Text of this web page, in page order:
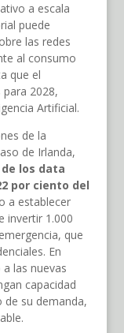
a escala
puede
las redes
al consumo
que el
2028,
Artificial.
de la
de Irlanda,
los data
por ciento del
a establecer
invertir 1.000
que
En
las nuevas
capacidad
de su demanda,